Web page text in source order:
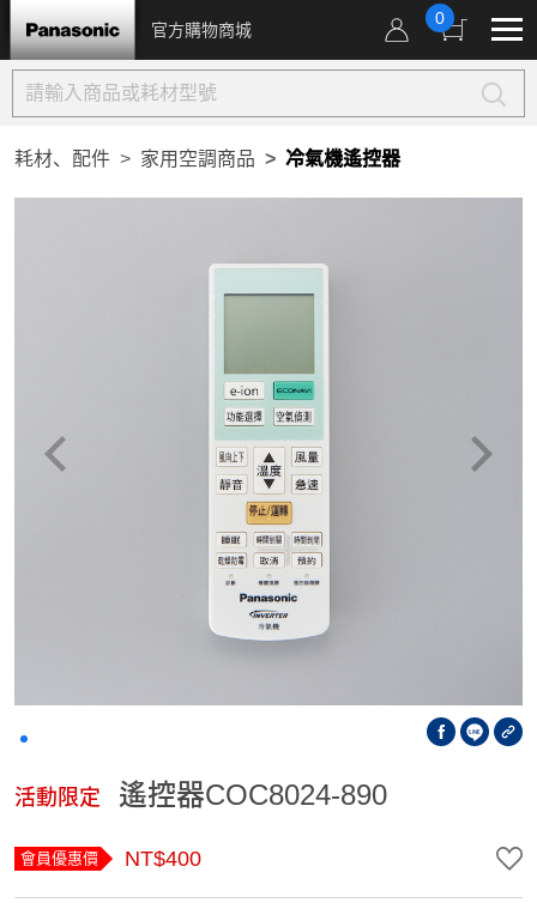
官方購物商城
0
耗材、配件 家用空調商品 冷氣機遙控器
活動限定 遙控器COC8024-890
會員優惠價 NT$400